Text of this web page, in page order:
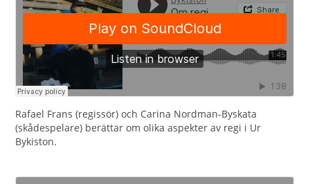
Rafael Frans (regissör) och Carina Nordman-Byskata
(skådespelare) berättar om olika aspekter av regi i Ur
Bykiston.